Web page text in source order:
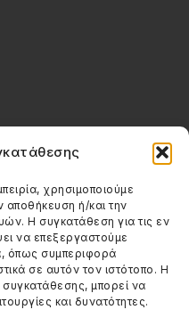
χρησιμοποιούμε
ή/και την
Η συγκατάθεση για τις εν
να επεξεργαστούμε
όπως συμπεριφορά
σε αυτόν τον ιστότοπο. Η
μπορεί να
και δυνατότητες.